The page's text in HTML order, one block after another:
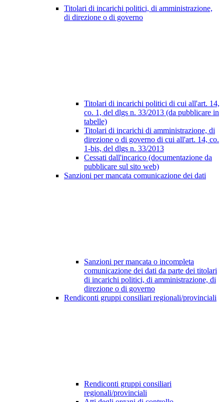
Titolari di incarichi politici, di amministrazione,
di direzione o di governo
Titolari di incarichi politici di cui all'art. 14,
co. 1, del dlgs n. 33/2013 (da pubblicare in
tabelle)
Titolari di incarichi di amministrazione, di
direzione o di governo di cui all'art. 14, co.
1-bis, del dlgs n. 33/2013
Cessati dall'incarico (documentazione da
pubblicare sul sito web)
Sanzioni per mancata comunicazione dei dati
Sanzioni per mancata o incompleta
comunicazione dei dati da parte dei titolari
di incarichi politici, di amministrazione, di
direzione o di governo
Rendiconti gruppi consiliari regionali/provinciali
Rendiconti gruppi consiliari
regionali/provinciali